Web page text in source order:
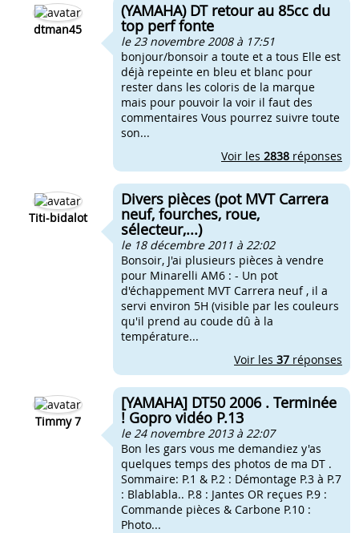
dtman45
(YAMAHA) DT retour au 85cc du
top perf fonte
le 23 novembre 2008 à 17:51
bonjour/bonsoir a toute et a tous Elle est
déjà repeinte en bleu et blanc pour
rester dans les coloris de la marque
mais pour pouvoir la voir il faut des
commentaires Vous pourrez suivre toute
son...
Voir les 2838 réponses
Titi-bidalot
Divers pièces (pot MVT Carrera
neuf, fourches, roue,
sélecteur,...)
le 18 décembre 2011 à 22:02
Bonsoir, J'ai plusieurs pièces à vendre
pour Minarelli AM6 : - Un pot
d'échappement MVT Carrera neuf , il a
servi environ 5H (visible par les couleurs
qu'il prend au coude dû à la
température...
Voir les 37 réponses
Timmy 7
[YAMAHA] DT50 2006 . Terminée
! Gopro vidéo P.13
le 24 novembre 2013 à 22:07
Bon les gars vous me demandiez y'as
quelques temps des photos de ma DT .
Sommaire: P.1 & P.2 : Démontage P.3 à P.7
: Blablabla.. P.8 : Jantes OR reçues P.9 :
Commande pièces & Carbone P.10 :
Photo...